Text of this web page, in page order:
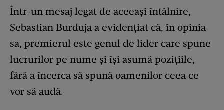
Într-un mesaj legat de aceeași întâlnire,
Sebastian Burduja a evidențiat că, în opinia
sa, premierul este genul de lider care spune
lucrurilor pe nume și își asumă pozițiile,
fără a încerca să spună oamenilor ceea ce
vor să audă.